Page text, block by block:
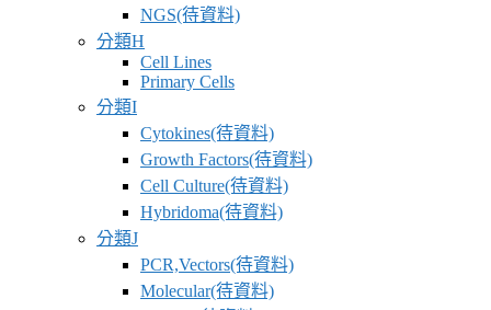
NGS(待資料)
分類H
Cell Lines
Primary Cells
分類I
Cytokines(待資料)
Growth Factors(待資料)
Cell Culture(待資料)
Hybridoma(待資料)
分類J
PCR,Vectors(待資料)
Molecular(待資料)